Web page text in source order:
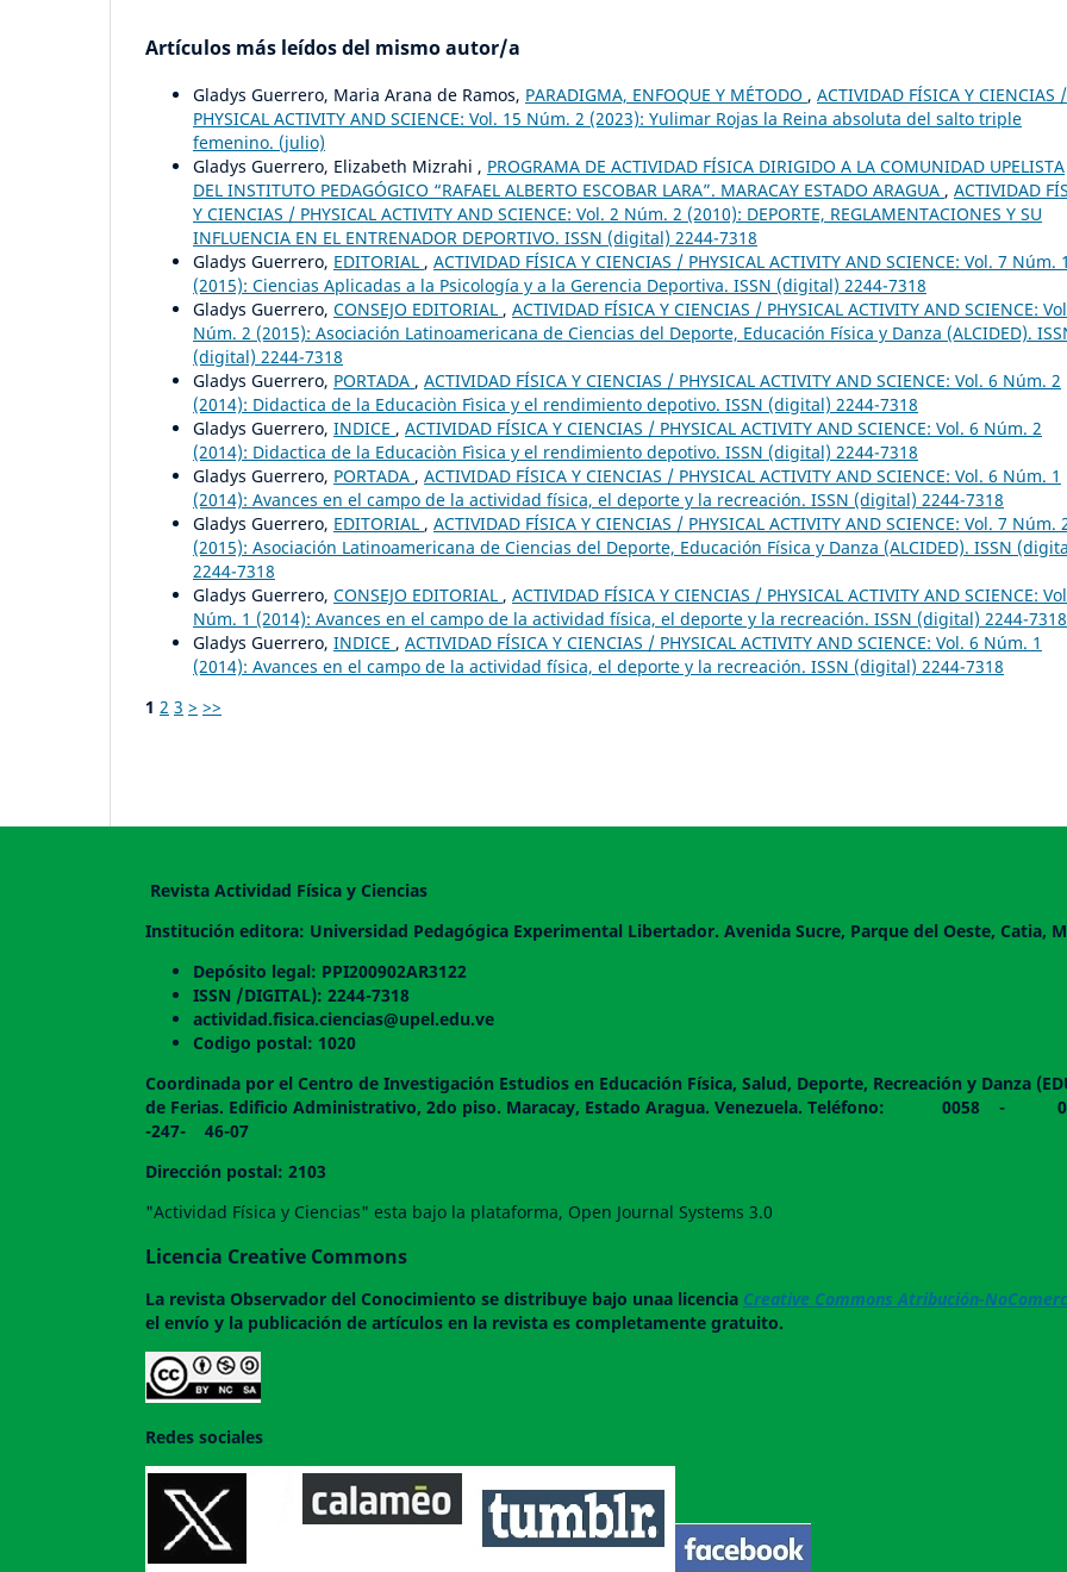
Artículos más leídos del mismo autor/a
Gladys Guerrero, Maria Arana de Ramos, PARADIGMA, ENFOQUE Y MÉTODO , ACTIVIDAD FÍSICA Y CIENCIAS /
PHYSICAL ACTIVITY AND SCIENCE: Vol. 15 Núm. 2 (2023): Yulimar Rojas la Reina absoluta del salto triple
femenino. (julio)
Gladys Guerrero, Elizabeth Mizrahi , PROGRAMA DE ACTIVIDAD FÍSICA DIRIGIDO A LA COMUNIDAD UPELISTA
DEL INSTITUTO PEDAGÓGICO “RAFAEL ALBERTO ESCOBAR LARA”. MARACAY ESTADO ARAGUA , ACTIVIDAD
Y CIENCIAS / PHYSICAL ACTIVITY AND SCIENCE: Vol. 2 Núm. 2 (2010): DEPORTE, REGLAMENTACIONES Y SU
INFLUENCIA EN EL ENTRENADOR DEPORTIVO. ISSN (digital) 2244-7318
Gladys Guerrero, EDITORIAL , ACTIVIDAD FÍSICA Y CIENCIAS / PHYSICAL ACTIVITY AND SCIENCE: Vol. 7 Núm. 1
(2015): Ciencias Aplicadas a la Psicología y a la Gerencia Deportiva. ISSN (digital) 2244-7318
Gladys Guerrero, CONSEJO EDITORIAL , ACTIVIDAD FÍSICA Y CIENCIAS / PHYSICAL ACTIVITY AND SCIENCE:
Núm. 2 (2015): Asociación Latinoamericana de Ciencias del Deporte, Educación Física y Danza (ALCIDED).
(digital) 2244-7318
Gladys Guerrero, PORTADA , ACTIVIDAD FÍSICA Y CIENCIAS / PHYSICAL ACTIVITY AND SCIENCE: Vol. 6 Núm. 2
(2014): Didactica de la Educaciòn Fìsica y el rendimiento depotivo. ISSN (digital) 2244-7318
Gladys Guerrero, INDICE , ACTIVIDAD FÍSICA Y CIENCIAS / PHYSICAL ACTIVITY AND SCIENCE: Vol. 6 Núm. 2
(2014): Didactica de la Educaciòn Fìsica y el rendimiento depotivo. ISSN (digital) 2244-7318
Gladys Guerrero, PORTADA , ACTIVIDAD FÍSICA Y CIENCIAS / PHYSICAL ACTIVITY AND SCIENCE: Vol. 6 Núm. 1
(2014): Avances en el campo de la actividad física, el deporte y la recreación. ISSN (digital) 2244-7318
Gladys Guerrero, EDITORIAL , ACTIVIDAD FÍSICA Y CIENCIAS / PHYSICAL ACTIVITY AND SCIENCE: Vol. 7 Núm.
(2015): Asociación Latinoamericana de Ciencias del Deporte, Educación Física y Danza (ALCIDED). ISSN
2244-7318
Gladys Guerrero, CONSEJO EDITORIAL , ACTIVIDAD FÍSICA Y CIENCIAS / PHYSICAL ACTIVITY AND SCIENCE:
Núm. 1 (2014): Avances en el campo de la actividad física, el deporte y la recreación. ISSN (digital) 2244-7318
Gladys Guerrero, INDICE , ACTIVIDAD FÍSICA Y CIENCIAS / PHYSICAL ACTIVITY AND SCIENCE: Vol. 6 Núm. 1
(2014): Avances en el campo de la actividad física, el deporte y la recreación. ISSN (digital) 2244-7318
1 2 3 > >>
Revista Actividad Física y Ciencias
Institución editora: Universidad Pedagógica Experimental Libertador. Avenida Sucre, Parque del Oeste, Catia,
Depósito legal: PPI200902AR3122
ISSN /DIGITAL): 2244-7318
actividad.fisica.ciencias@upel.edu.ve
Codigo postal: 1020
Coordinada por el Centro de Investigación Estudios en Educación Física, Salud, Deporte, Recreación y Danza
de Ferias. Edificio Administrativo, 2do piso. Maracay, Estado Aragua. Venezuela. Teléfono:
-247- 46-07
Dirección postal: 2103
"Actividad Física y Ciencias" esta bajo la plataforma, Open Journal Systems 3.0
Licencia Creative Commons
La revista Observador del Conocimiento se distribuye bajo unaa licencia Creative Commons Atribución-
el envío y la publicación de artículos en la revista es completamente gratuito.
Redes sociales